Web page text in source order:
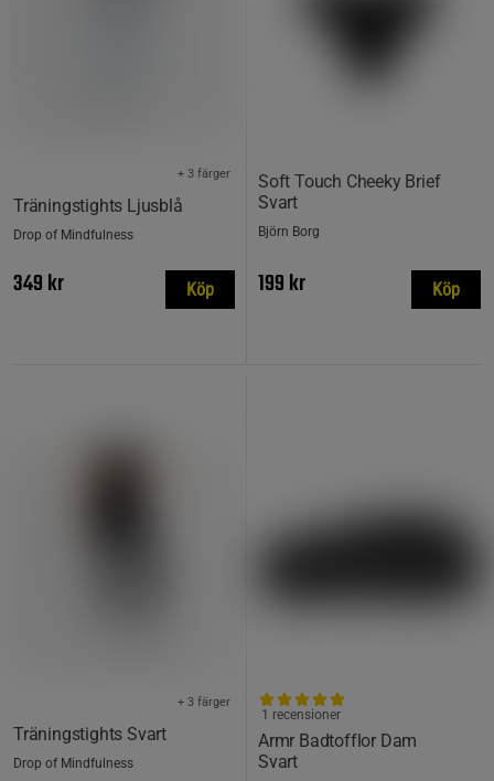
Träningstights Ljusblå
+ 3 färger
Drop of Mindfulness
349 kr Köp
Soft Touch Cheeky Brief
Svart
Björn Borg
199 kr Köp
Träningstights Svart
+ 3 färger
Drop of Mindfulness
Armr Badtofflor Dam
Svart
1 recensioner